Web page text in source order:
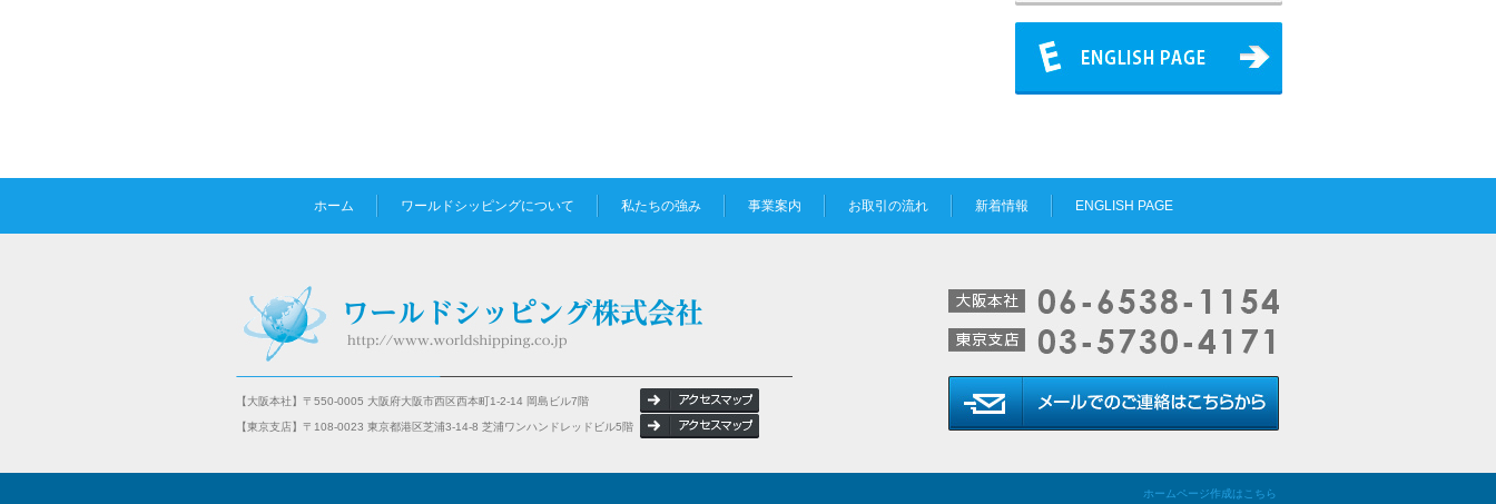
ホーム ワールドシッピングについて 私たちの強み 事業案内 お取引の流れ 新着情報 ENGLISH PAGE
【大阪本社】〒550-0005 大阪府大阪市西区西本町1-2-14 岡島ビル7階
【東京支店】〒108-0023 東京都港区芝浦3-14-8 芝浦ワンハンドレッドビル5階
ホームページ作成はこちら